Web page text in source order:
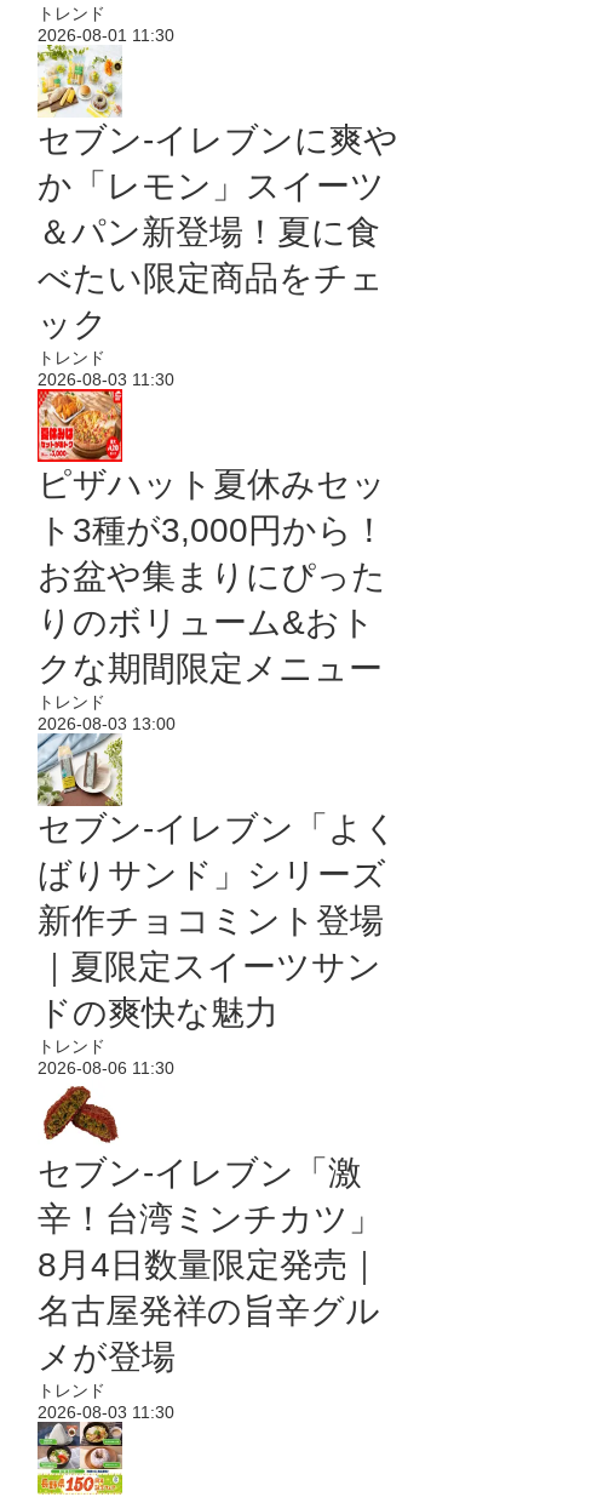
トレンド
2026-08-01 11:30
セブン‐イレブンに爽や
か「レモン」スイーツ
＆パン新登場！夏に食
べたい限定商品をチェ
ック
トレンド
2026-08-03 11:30
ピザハット夏休みセッ
ト3種が3,000円から！
お盆や集まりにぴった
りのボリューム&おト
クな期間限定メニュー
トレンド
2026-08-03 13:00
セブン‐イレブン「よく
ばりサンド」シリーズ
新作チョコミント登場
｜夏限定スイーツサン
ドの爽快な魅力
トレンド
2026-08-06 11:30
セブン-イレブン「激
辛！台湾ミンチカツ」
8月4日数量限定発売｜
名古屋発祥の旨辛グル
メが登場
トレンド
2026-08-03 11:30